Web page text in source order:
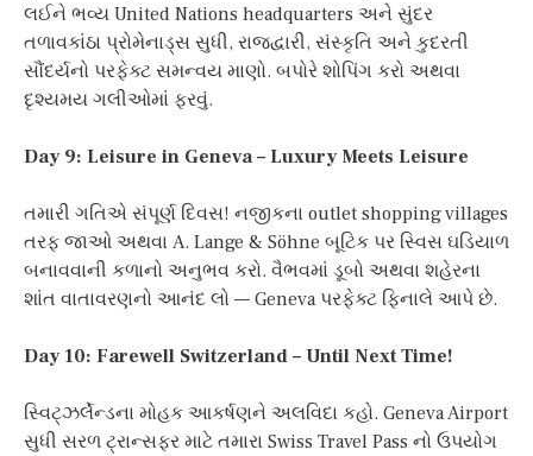
લઈને ભવ્ય United Nations headquarters અને સુંદર
તળાવકાંઠા પ્રોમેનાડ્સ સુધી, રાજદ્વારી, સંસ્કૃતિ અને કુદરતી
સૌંદર્યનો પરફેક્ટ સમન્વય માણો. બપોરે શોપિંગ કરો અથવા
દૃશ્યમય ગલીઓમાં ફરવું.
Day 9: Leisure in Geneva – Luxury Meets Leisure
તમારી ગતિએ સંપૂર્ણ દિવસ! નજીકના outlet shopping villages
તરફ જાઓ અથવા A. Lange & Söhne બૂટિક પર સ્વિસ ઘડિયાળ
બનાવવાની કળાનો અનુભવ કરો. વૈભવમાં ડૂબો અથવા શહેરના
શાંત વાતાવરણનો આનંદ લો — Geneva પરફેક્ટ ફિનાલે આપે છે.
Day 10: Farewell Switzerland – Until Next Time!
સ્વિટ્ઝર્લેન્ડના મોહક આકર્ષણને અલવિદા કહો. Geneva Airport
સુધી સરળ ટ્રાન્સફર માટે તમારા Swiss Travel Pass નો ઉપયોગ